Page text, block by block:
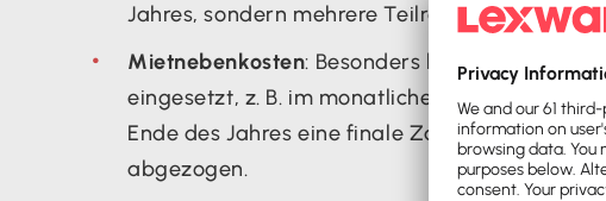
Jahres, sondern mehrere Teilrechnungen.
Mietnebenkosten: Besonders häufig werden
eingesetzt, z. B. im monatlichen Rhythmus.
Ende des Jahres eine finale Zahlung verlangt,
abgezogen.